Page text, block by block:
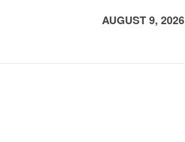
AUGUST 9, 2026